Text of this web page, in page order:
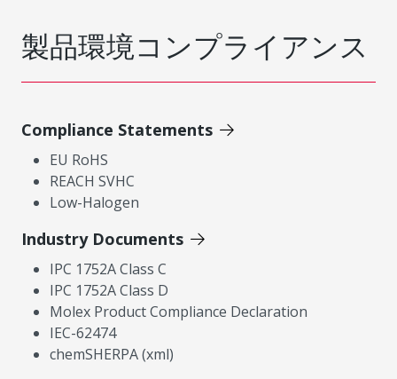
製品環境コンプライアンス
Compliance Statements
EU RoHS
REACH SVHC
Low-Halogen
Industry Documents
IPC 1752A Class C
IPC 1752A Class D
Molex Product Compliance Declaration
IEC-62474
chemSHERPA (xml)